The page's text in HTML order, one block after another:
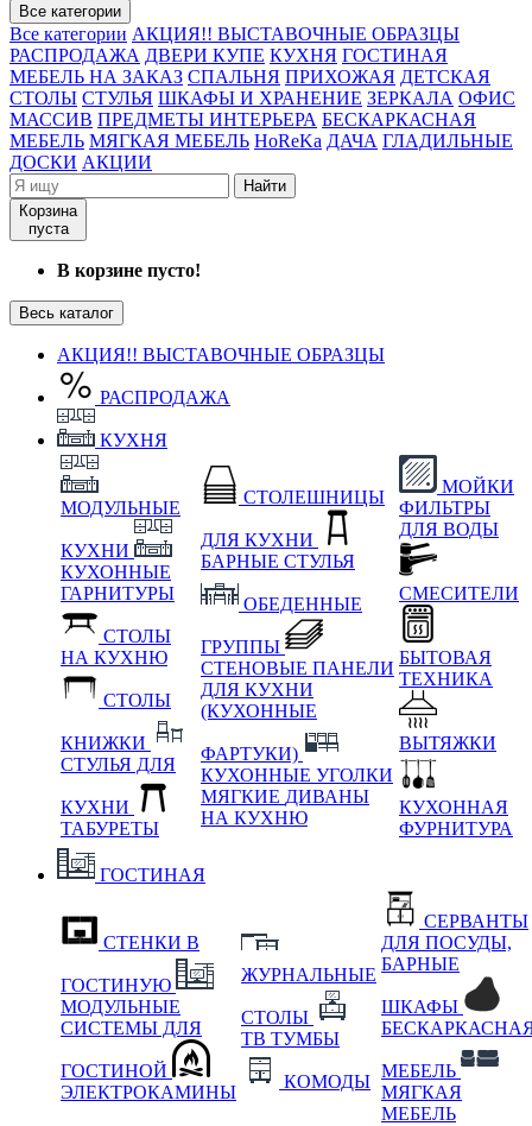
Все категории
Все категории АКЦИЯ!! ВЫСТАВОЧНЫЕ ОБРАЗЦЫ
РАСПРОДАЖА ДВЕРИ КУПЕ КУХНЯ ГОСТИНАЯ
МЕБЕЛЬ НА ЗАКАЗ СПАЛЬНЯ ПРИХОЖАЯ ДЕТСКАЯ
СТОЛЫ СТУЛЬЯ ШКАФЫ И ХРАНЕНИЕ ЗЕРКАЛА ОФИС
МАССИВ ПРЕДМЕТЫ ИНТЕРЬЕРА БЕСКАРКАСНАЯ
МЕБЕЛЬ МЯГКАЯ МЕБЕЛЬ HoReKa ДАЧА ГЛАДИЛЬНЫЕ
ДОСКИ АКЦИИ
Найти
Корзина
пуста
В корзине пусто!
Весь каталог
АКЦИЯ!! ВЫСТАВОЧНЫЕ ОБРАЗЦЫ
РАСПРОДАЖА
КУХНЯ
МОДУЛЬНЫЕ
КУХНИ
КУХОННЫЕ
ГАРНИТУРЫ
СТОЛЫ
НА КУХНЮ
СТОЛЫ
КНИЖКИ
СТУЛЬЯ ДЛЯ
КУХНИ
ТАБУРЕТЫ
СТОЛЕШНИЦЫ
ДЛЯ КУХНИ
БАРНЫЕ СТУЛЬЯ
ОБЕДЕННЫЕ
ГРУППЫ
СТЕНОВЫЕ ПАНЕЛИ
ДЛЯ КУХНИ
(КУХОННЫЕ
ФАРТУКИ)
КУХОННЫЕ УГОЛКИ
МЯГКИЕ ДИВАНЫ
НА КУХНЮ
МОЙКИ
ФИЛЬТРЫ
ДЛЯ ВОДЫ
СМЕСИТЕЛИ
БЫТОВАЯ
ТЕХНИКА
ВЫТЯЖКИ
КУХОННАЯ
ФУРНИТУРА
ГОСТИНАЯ
СТЕНКИ В
ГОСТИНУЮ
МОДУЛЬНЫЕ
СИСТЕМЫ ДЛЯ
ГОСТИНОЙ
ЭЛЕКТРОКАМИНЫ
ЖУРНАЛЬНЫЕ
СТОЛЫ
ТВ ТУМБЫ
КОМОДЫ
СЕРВАНТЫ
ДЛЯ ПОСУДЫ,
БАРНЫЕ
ШКАФЫ
МЕБЕЛЬ
МЯГКАЯ
МЕБЕЛЬ